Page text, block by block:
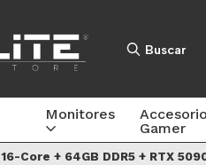
Buscar
Monitores
Gamer
Core + 64GB DDR5 + RTX